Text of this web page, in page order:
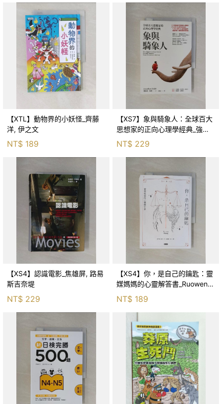
【XTL】動物界的小妖怪_齊藤
洋, 伊之文
NT$ 189
【XS7】象與騎象人：全球百大
思想家的正向心理學經典_強納
森．海德, 李靜瑤
NT$ 229
【XS4】認識電影_焦雄屏, 路易
斯吉奈堤
NT$ 229
【XS4】你，是自己的鑰匙：靈
媒媽媽的心靈解答書_Ruowen
Huang
NT$ 189